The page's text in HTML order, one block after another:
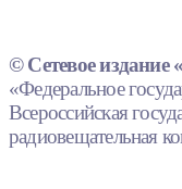
© Сетевое издание
«Федеральное
Всероссийская
радиовещательная